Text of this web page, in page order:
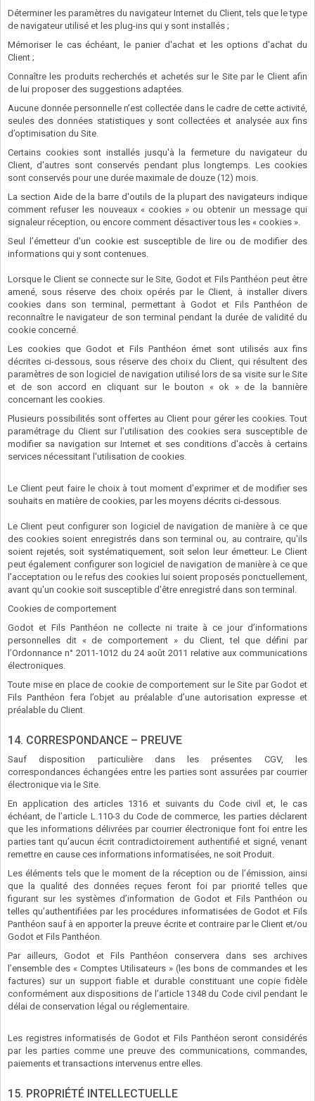
Déterminer les paramètres du navigateur Internet du Client, tels que le type
de navigateur utilisé et les plug-ins qui y sont installés ;
Mémoriser le cas échéant, le panier d'achat et les options d'achat du
Client ;
Connaître les produits recherchés et achetés sur le Site par le Client afin
de lui proposer des suggestions adaptées.
Aucune donnée personnelle n’est collectée dans le cadre de cette activité,
seules des données statistiques y sont collectées et analysée aux fins
d’optimisation du Site.
Certains cookies sont installés jusqu'à la fermeture du navigateur du
Client, d'autres sont conservés pendant plus longtemps. Les cookies
sont conservés pour une durée maximale de douze (12) mois.
La section Aide de la barre d'outils de la plupart des navigateurs indique
comment refuser les nouveaux « cookies » ou obtenir un message qui
signaleur réception, ou encore comment désactiver tous les « cookies ».
Seul l’émetteur d'un cookie est susceptible de lire ou de modifier des
informations qui y sont contenues.
Lorsque le Client se connecte sur le Site, Godot et Fils Panthéon peut être
amené, sous réserve des choix opérés par le Client, à installer divers
cookies dans son terminal, permettant à Godot et Fils Panthéon de
reconnaître le navigateur de son terminal pendant la durée de validité du
cookie concerné.
Les cookies que Godot et Fils Panthéon émet sont utilisés aux fins
décrites ci-dessous, sous réserve des choix du Client, qui résultent des
paramètres de son logiciel de navigation utilisé lors de sa visite sur le Site
et de son accord en cliquant sur le bouton « ok » de la bannière
concernant les cookies.
Plusieurs possibilités sont offertes au Client pour gérer les cookies. Tout
paramétrage du Client sur l’utilisation des cookies sera susceptible de
modifier sa navigation sur Internet et ses conditions d'accès à certains
services nécessitant l'utilisation de cookies.
Le Client peut faire le choix à tout moment d'exprimer et de modifier ses
souhaits en matière de cookies, par les moyens décrits ci-dessous.
Le Client peut configurer son logiciel de navigation de manière à ce que
des cookies soient enregistrés dans son terminal ou, au contraire, qu'ils
soient rejetés, soit systématiquement, soit selon leur émetteur. Le Client
peut également configurer son logiciel de navigation de manière à ce que
l'acceptation ou le refus des cookies lui soient proposés ponctuellement,
avant qu'un cookie soit susceptible d'être enregistré dans son terminal.
Cookies de comportement
Godot et Fils Panthéon ne collecte ni traite à ce jour d’informations
personnelles dit « de comportement » du Client, tel que défini par
l’Ordonnance n° 2011-1012 du 24 août 2011 relative aux communications
électroniques.
Toute mise en place de cookie de comportement sur le Site par Godot et
Fils Panthéon fera l’objet au préalable d’une autorisation expresse et
préalable du Client.
14. CORRESPONDANCE – PREUVE
Sauf disposition particulière dans les présentes CGV, les
correspondances échangées entre les parties sont assurées par courrier
électronique via le Site.
En application des articles 1316 et suivants du Code civil et, le cas
échéant, de l’article L.110-3 du Code de commerce, les parties déclarent
que les informations délivrées par courrier électronique font foi entre les
parties tant qu’aucun écrit contradictoirement authentifié et signé, venant
remettre en cause ces informations informatisées, ne soit Produit.
Les éléments tels que le moment de la réception ou de l’émission, ainsi
que la qualité des données reçues feront foi par priorité telles que
figurant sur les systèmes d’information de Godot et Fils Panthéon ou
telles qu’authentifiées par les procédures informatisées de Godot et Fils
Panthéon sauf à en apporter la preuve écrite et contraire par le Client et/ou
Godot et Fils Panthéon.
Par ailleurs, Godot et Fils Panthéon conservera dans ses archives
l’ensemble des « Comptes Utilisateurs » (les bons de commandes et les
factures) sur un support fiable et durable constituant une copie fidèle
conformément aux dispositions de l’article 1348 du Code civil pendant le
délai de conservation légal ou réglementaire.
Les registres informatisés de Godot et Fils Panthéon seront considérés
par les parties comme une preuve des communications, commandes,
paiements et transactions intervenus entre elles.
15. PROPRIÉTÉ INTELLECTUELLE